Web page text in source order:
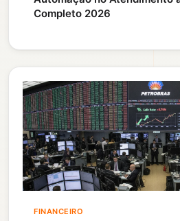
Completo 2026
FINANCEIRO